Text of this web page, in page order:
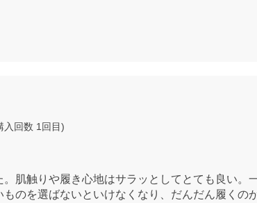
入回数 1回目)
肌触りや履き心地はサラッとしてとても良い
のを選ばないといけなくなり、だんだん履くの